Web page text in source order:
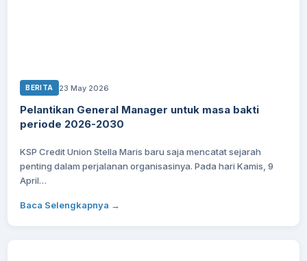
BERITA 23 May 2026
Pelantikan General Manager untuk masa bakti
periode 2026-2030
KSP Credit Union Stella Maris baru saja mencatat sejarah
penting dalam perjalanan organisasinya. Pada hari Kamis, 9
April…
Baca Selengkapnya →